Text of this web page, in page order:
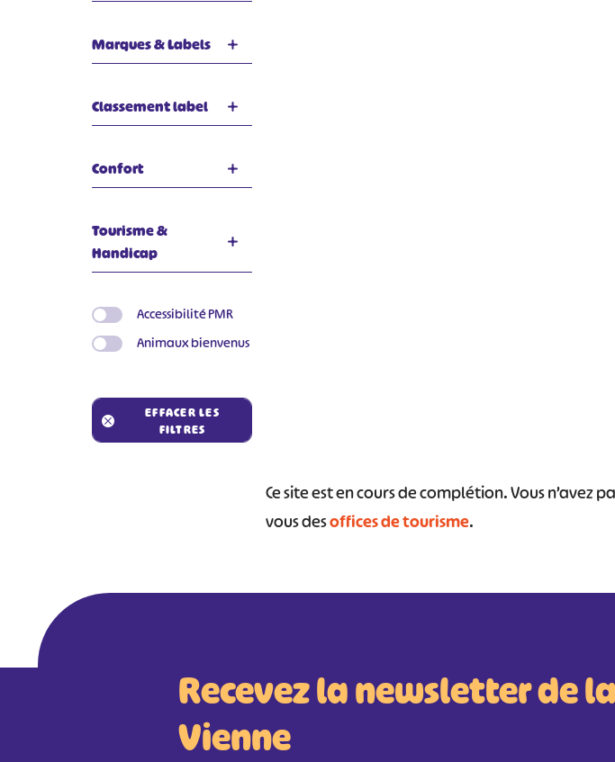
Marques & Labels
Classement label
Confort
Tourisme &
Handicap
Accessibilité PMR
Animaux bienvenus
EFFACER LES
FILTRES
Ce site est en cours de complétion. Vous n’avez
vous desoffices de tourisme.
Recevez la newsletter de la
Vienne